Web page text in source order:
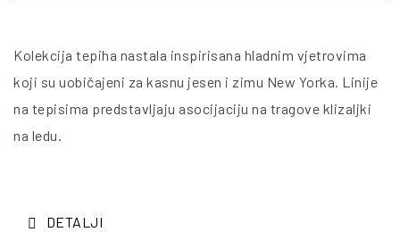
Kolekcija tepiha nastala inspirisana hladnim vjetrovima
koji su uobičajeni za kasnu jesen i zimu New Yorka. Linije
na tepisima predstavljaju asocijaciju na tragove klizaljki
na ledu.
DETALJI